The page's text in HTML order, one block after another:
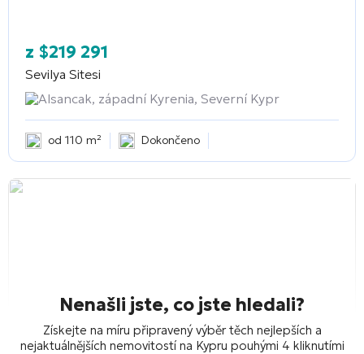
z $219 291
Sevilya Sitesi
Alsancak, západní Kyrenia, Severní Kypr
od 110 m² Dokončeno
Nenašli jste, co jste hledali?
Získejte na míru připravený výběr těch nejlepších a
nejaktuálnějších nemovitostí na Kypru pouhými 4 kliknutími